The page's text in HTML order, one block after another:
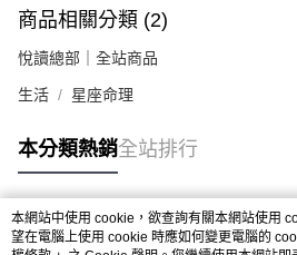
商品相關分類 (2)
悅讀總部｜全站商品
生活 星座命理
本分類熱銷全站排行
熱門標籤
本網站中使用 cookie，欲查詢有關本網站使用
望在電腦上使用 cookie 時應如何變更電腦的